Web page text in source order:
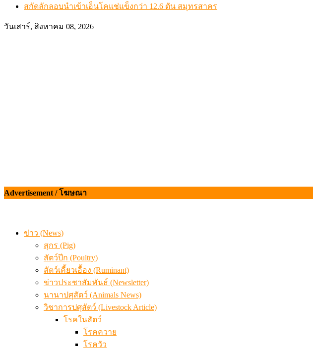
สกัดลักลอบนำเข้าเอ็นโคแช่แข็งกว่า 12.6 ตัน สมุทรสาคร
วันเสาร์, สิงหาคม 08, 2026
Advertisement / โฆษณา
ข่าว (News)
สุกร (Pig)
สัตว์ปีก (Poultry)
สัตว์เคี้ยวเอื้อง (Ruminant)
ข่าวประชาสัมพันธ์ (Newsletter)
นานาปศุสัตว์ (Animals News)
วิชาการปศุสัตว์ (Livestock Article)
โรคในสัตว์
โรคควาย
โรควัว